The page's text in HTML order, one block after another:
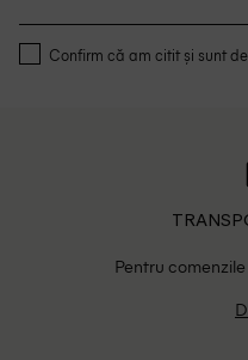
Confirm că am citit și sunt
Pentru